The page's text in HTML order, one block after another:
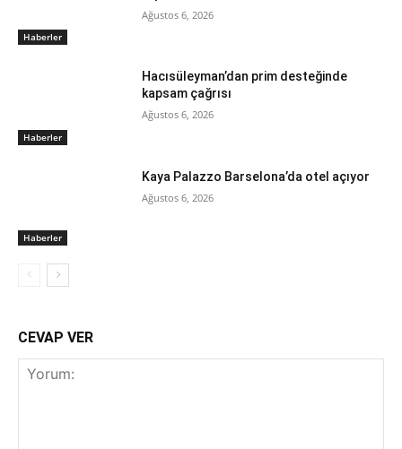
Haberler
Ağustos 6, 2026
Haberler
Hacısüleyman’dan prim desteğinde
kapsam çağrısı
Ağustos 6, 2026
Haberler
Kaya Palazzo Barselona’da otel açıyor
Ağustos 6, 2026
CEVAP VER